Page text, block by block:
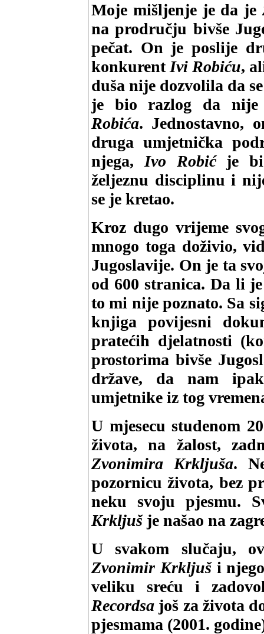
Moje mišljenje je da je
na prodručju bivše
pečat. On je poslije
konkurentIvi Robiću,
duša nije dozvolila da
je bio razlog da nije
Robića. Jednostavno,
druga umjetnička
njega, Ivo Robićje
željeznu disciplinu i
se je kretao.
Kroz dugo vrijeme
mnogo toga doživio,
Jugoslavije. On je ta
od 600 stranica. Da li
to mi nije poznato. Sa
knjiga povijesni
pratećih djelatnosti
prostorima bivše
države, da nam
umjetnike iz tog
U mjesecu studenom
života, na žalost,
Zvonimira Krkljuša.
pozornicu života, bez
neku svoju pjesmu.
Krkljušje našao na
U svakom slučaju,
Zvonimir Krkljuši
veliku sreću i
Recordsa još za života
pjesmama (2001.